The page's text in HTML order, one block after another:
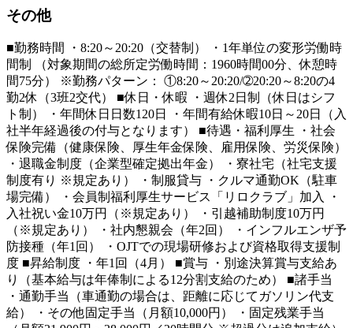
その他
■勤務時間 ・8:20～20:20（交替制） ・1年単位の変形労働時
間制 （対象期間の総所定労働時間：1960時間00分、休憩時
間75分） ※勤務パターン： ①8:20～20:20/➁20:20～8:20の4
勤2休（3班2交代） ■休日・休暇 ・週休2日制（休日はシフ
ト制） ・年間休日日数120日 ・年間有給休暇10日～20日（入
社半年経過後の付与となります） ■待遇・福利厚生 ・社会
保険完備（健康保険、厚生年金保険、雇用保険、労災保険）
・退職金制度（企業型確定拠出年金） ・寮社宅（社宅支援
制度有り ※規定あり） ・制服貸与 ・クルマ通勤OK（駐車
場完備） ・会員制福利厚生サービス「リロクラブ」加入 ・
入社祝い金10万円（※規定あり） ・引越補助制度10万円
（※規定あり） ・社内懇親会（年2回） ・インフルエンザ予
防接種（年1回） ・OJTでの現場研修および資格取得支援制
度 ■昇給制度 ・年1回（4月） ■賞与 ・別途決算賞与支給あ
り（基本給与は年俸制による12分割支給のため） ■諸手当
・通勤手当（車通勤の場合は、距離に応じてガソリン代支
給） ・その他固定手当（月額10,000円） ・固定残業手当